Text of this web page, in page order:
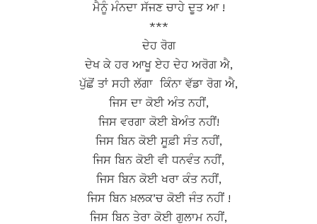
ਮੈਨੂੰ ਮੰਨਦਾ ਸੱਜਣ ਚਾਹੇ ਦੂਤ ਆ !
***
ਦੇਹ ਰੋਗ
ਦੇਖ ਕੇ ਹਰ ਆਖੂ ਏਹ ਦੇਹ ਅਰੋਗ ਐ,
ਪੁੱਛੋਂ ਤਾਂ ਸਹੀ ਲੱਗਾ ਕਿੰਨਾ ਵੱਡਾ ਰੋਗ ਐ,
ਜਿਸ ਦਾ ਕੋਈ ਅੰਤ ਨਹੀਂ,
ਜਿਸ ਵਰਗਾ ਕੋਈ ਬੇਅੰਤ ਨਹੀਂ!
ਜਿਸ ਬਿਨ ਕੋਈ ਸੂਫ਼ੀ ਸੰਤ ਨਹੀਂ,
ਜਿਸ ਬਿਨ ਕੋਈ ਵੀ ਧਨਵੰਤ ਨਹੀਂ,
ਜਿਸ ਬਿਨ ਕੋਈ ਖਰਾ ਕੰਤ ਨਹੀਂ,
ਜਿਸ ਬਿਨ ਖ਼ਲਕ’ਚ ਕੋਈ ਜੰਤ ਨਹੀਂ !
ਜਿਸ ਬਿਨ ਤੇਰਾ ਕੋਈ ਗੁਲਾਮ ਨਹੀਂ,